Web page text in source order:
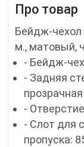
Про товар
Бейдж-чехол
м., матовый,
- Бейдж-
- Задняя
прозрачная
-
- Слот для
пропуска: